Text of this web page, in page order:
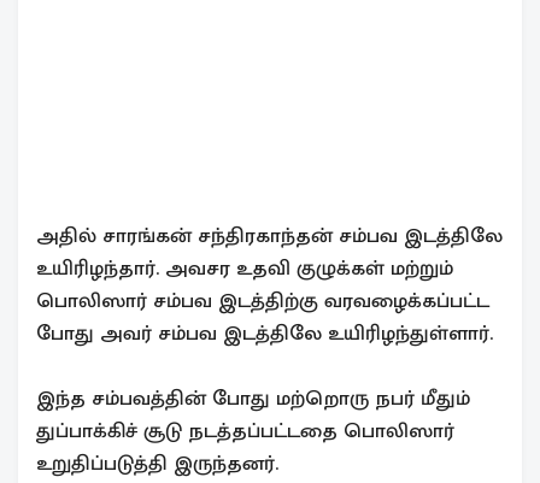
அதில் சாரங்கன் சந்திரகாந்தன் சம்பவ இடத்திலே
உயிரிழந்தார். அவசர உதவி குழுக்கள் மற்றும்
பொலிஸார் சம்பவ இடத்திற்கு வரவழைக்கப்பட்ட
போது அவர் சம்பவ இடத்திலே உயிரிழந்துள்ளார்.
இந்த சம்பவத்தின் போது மற்றொரு நபர் மீதும்
துப்பாக்கிச் சூடு நடத்தப்பட்டதை பொலிஸார்
உறுதிப்படுத்தி இருந்தனர்.